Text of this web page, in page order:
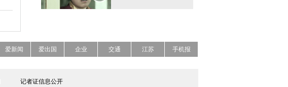
爱新闻 爱出国 企业 交通 江苏 手机报
记者证信息公开